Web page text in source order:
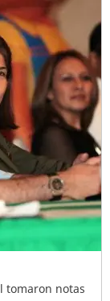
tomaron notas